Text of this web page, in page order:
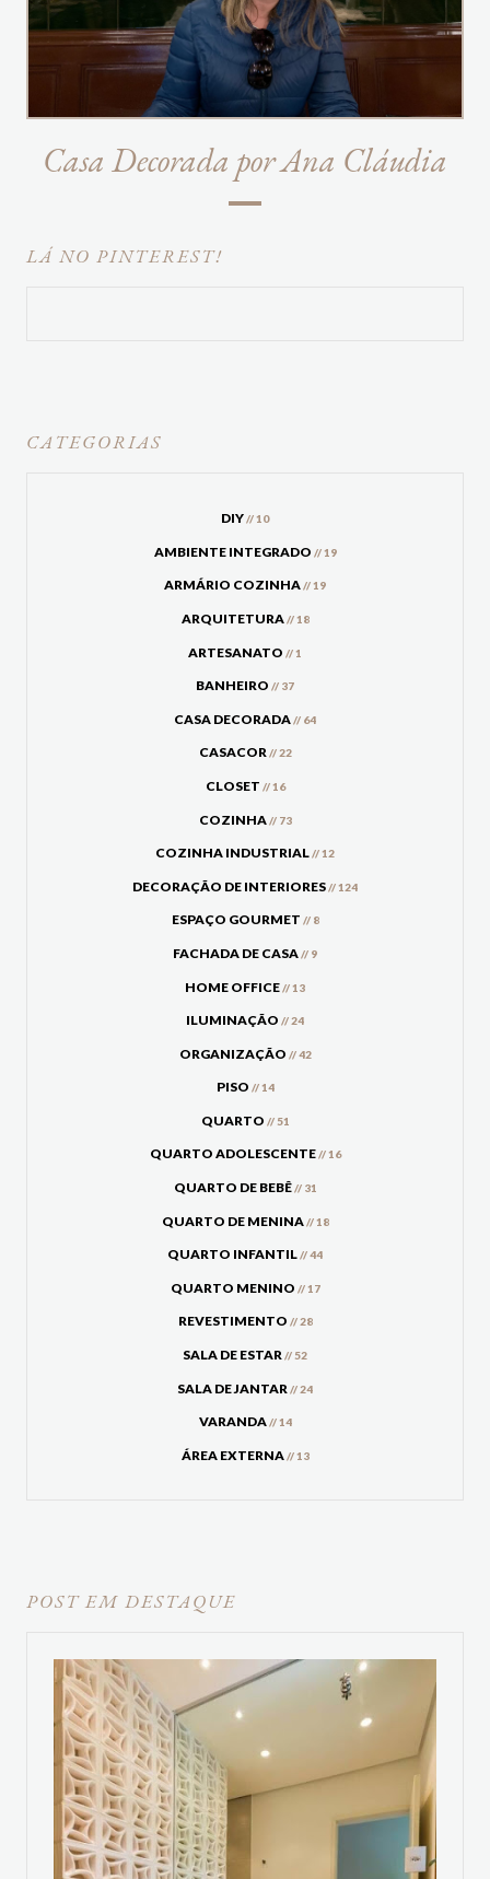
Casa Decorada por Ana Cláudia
LÁ NO PINTEREST!
CATEGORIAS
DIY// 10
AMBIENTE INTEGRADO // 19
ARMÁRIO COZINHA// 19
ARQUITETURA// 18
ARTESANATO // 1
BANHEIRO // 37
CASA DECORADA// 64
CASACOR// 22
CLOSET // 16
COZINHA// 73
COZINHA INDUSTRIAL// 12
DECORAÇÃO DE INTERIORES// 124
ESPAÇO GOURMET // 8
FACHADA DE CASA// 9
HOME OFFICE// 13
ILUMINAÇÃO // 24
ORGANIZAÇÃO // 42
PISO // 14
QUARTO // 51
QUARTO ADOLESCENTE// 16
QUARTO DE BEBÊ// 31
QUARTO DE MENINA// 18
QUARTO INFANTIL// 44
QUARTO MENINO // 17
REVESTIMENTO // 28
SALA DE ESTAR// 52
SALA DE JANTAR // 24
VARANDA// 14
ÁREA EXTERNA// 13
POST EM DESTAQUE